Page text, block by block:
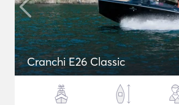
Cranchi E26 Classic